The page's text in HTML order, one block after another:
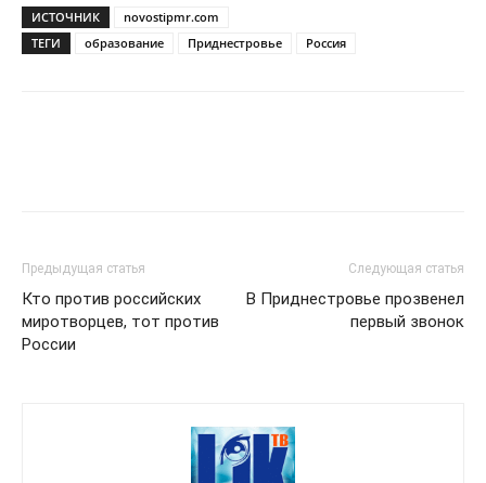
ИСТОЧНИК
novostipmr.com
ТЕГИ
образование Приднестровье Россия
Предыдущая статья
Кто против российских
миротворцев, тот против
России
Следующая статья
В Приднестровье прозвенел
первый звонок